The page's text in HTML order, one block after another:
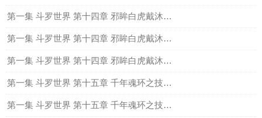
第一集 斗罗世界 第十四章 邪眸白虎戴沐白四
第一集 斗罗世界 第十四章 邪眸白虎戴沐白五
第一集 斗罗世界 第十四章 邪眸白虎戴沐白六
第一集 斗罗世界 第十五章 千年魂环之技，白虎金刚变一
第一集 斗罗世界 第十五章 千年魂环之技，白虎金刚变二